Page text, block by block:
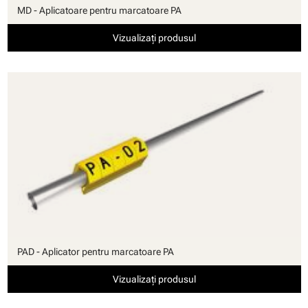
MD - Aplicatoare pentru marcatoare PA
Vizualizați produsul
PAD - Aplicator pentru marcatoare PA
Vizualizați produsul